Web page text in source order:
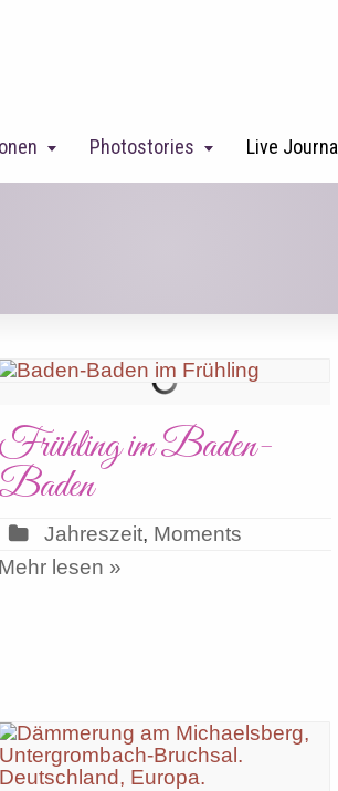
Photostories Live Journal
Frühling im Baden-
Baden
Jahreszeit, Moments
Mehr lesen »